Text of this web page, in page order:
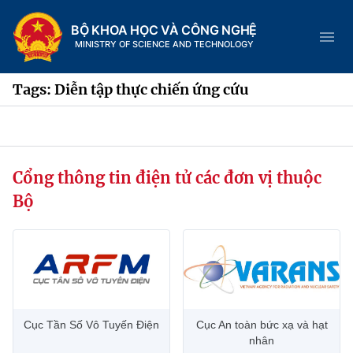
BỘ KHOA HỌC VÀ CÔNG NGHỆ
MINISTRY OF SCIENCE AND TECHNOLOGY
Trang chủ
Chức năng nhiệm vụ
Tin tức sự kiện
Hệ thống văn bản
Tags: Diễn tập thực chiến ứng cứu
Cổng thông tin điện tử các đơn vị thuộc
Bộ
Cục Tần Số Vô Tuyến Điện
Cục An toàn bức xạ và hạt
nhân